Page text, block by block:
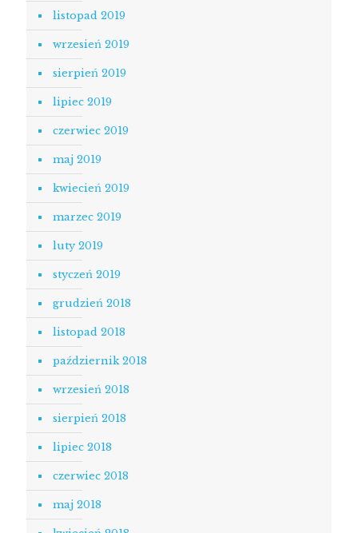
listopad 2019
wrzesień 2019
sierpień 2019
lipiec 2019
czerwiec 2019
maj 2019
kwiecień 2019
marzec 2019
luty 2019
styczeń 2019
grudzień 2018
listopad 2018
październik 2018
wrzesień 2018
sierpień 2018
lipiec 2018
czerwiec 2018
maj 2018